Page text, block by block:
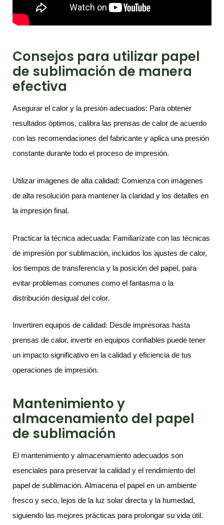
Consejos para utilizar papel
de sublimación de manera
efectiva
Asegurar el calor y la presión adecuados: Para obtener
resultados óptimos, calibra las prensas de calor de acuerdo
con las recomendaciones del fabricante y aplica una presión
constante durante todo el proceso de impresión.
Utilizar imágenes de alta calidad: Comienza con imágenes
de alta resolución para mantener la claridad y los detalles en
la impresión final.
Practicar la técnica adecuada: Familiarízate con las técnicas
de impresión por sublimación, incluidos los ajustes de calor,
los tiempos de transferencia y la posición del papel, para
evitar problemas comunes como el fantasma o la
distribución desigual del color.
Invertiren equipos de calidad: Desde impresoras hasta
prensas de calor, invertir en equipos confiables puede tener
un impacto significativo en la calidad y eficiencia de tus
operaciones de impresión.
Mantenimiento y
almacenamiento del papel
de sublimación
El mantenimiento y almacenamiento adecuados son
esenciales para preservar la calidad y el rendimiento del
papel de sublimación. Almacena el papel en un ambiente
fresco y seco, lejos de la luz solar directa y la humedad,
siguiendo las mejores prácticas para prolongar su vida útil.